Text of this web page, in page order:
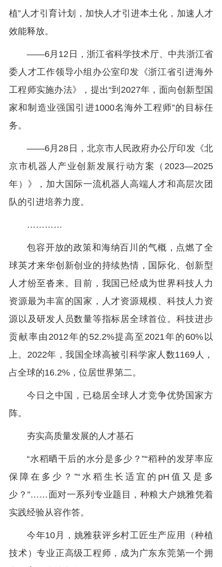
植”人才引育计划，加快人才引进本土化，加速人才
效能释放。
——6月12日，浙江省科学技术厅、中共浙江省
委人才工作领导小组办公室印发《浙江省引进海外
工程师实施办法》，提出“到2027年，面向创新型国
家和制造业强国引进1000名海外工程师”的目标任
务。
——6月28日，北京市人民政府办公厅印发《北
京市机器人产业创新发展行动方案（2023—2025
年）》，加大国际一流机器人高端人才和高层次团
队的引进培养力度。
…………
包容开放的政策和海纳百川的气概，点燃了全
球英才来华创新创业的持续热情，国际化、创新型
人才纷至沓来。目前，我国已经成为世界科技人力
资源最为丰富的国家，人才资源规模、科技人力资
源以及研发人员数量等指标居全球首位。科技进步
贡献率由2012年的52.2%提高至2021年的60%以
上。2022年，我国全球高被引科学家人数1169人，
占全球的16.2%，位居世界第二。
今日之中国，已稳居全球人才竞争优势国家方
阵。
夯实高质量发展的人才基石
“水稻晒干后的水分是多少？”“稻种的发芽率应
保障在多少？”“水稻生长适宜的pH值又是多
少？”……面对一系列专业题目，种粮大户姚雅凭着
实践经验从容作答。
今年10月，姚雅获评乡村工匠生产应用（种植
技术）专业正高级工程师，成为广东东莞第一个拥